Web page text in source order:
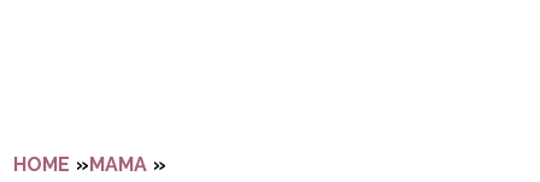
HOME »MAMA »